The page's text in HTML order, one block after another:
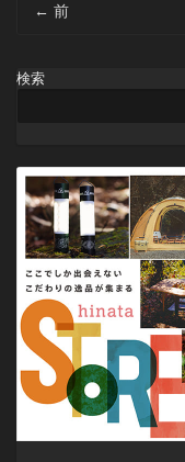
ビ
ゲ
← 前
検索